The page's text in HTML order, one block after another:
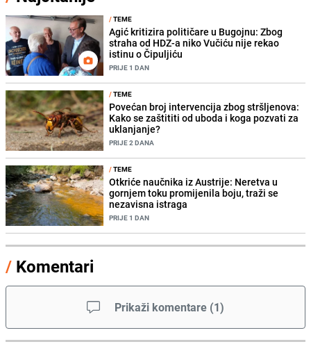
/TEME
Agić kritizira političare u Bugojnu: Zbog
straha od HDZ-a niko Vučiću nije rekao
istinu o Čipuljiću
PRIJE 1 DAN
/TEME
Povećan broj intervencija zbog stršljenova:
Kako se zaštititi od uboda i koga pozvati za
uklanjanje?
PRIJE 2 DANA
/TEME
Otkriće naučnika iz Austrije: Neretva u
gornjem toku promijenila boju, traži se
nezavisna istraga
PRIJE 1 DAN
/ Komentari
Prikaži komentare (1)